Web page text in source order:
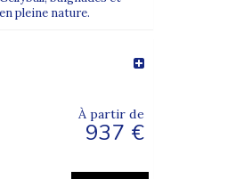
immersion complète.
pleine nature.
À partir de
937 €